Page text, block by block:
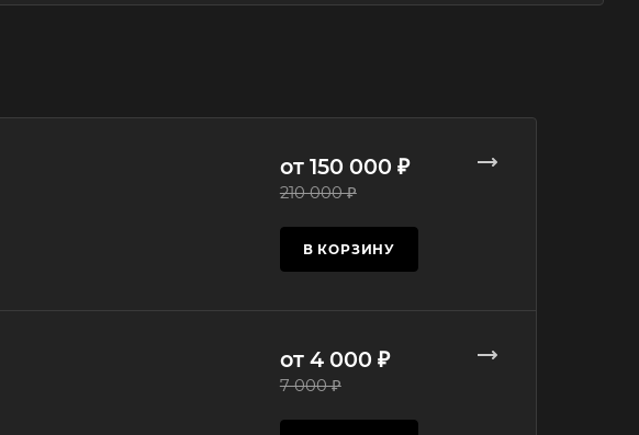
от 150 000 ₽
210 000 ₽
В КОРЗИНУ
от 4 000 ₽
7 000 ₽